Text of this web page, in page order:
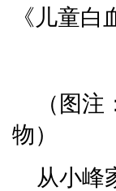
《儿童白
（图
物）
从小峰